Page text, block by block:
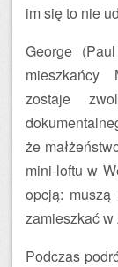
im się to nie
George
mieszkańcy
zostaje
że
mini-loftu w
opcją:
zamieszkać w
Podczas